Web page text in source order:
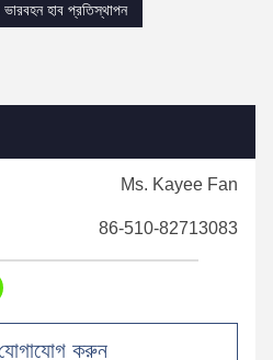
ভারবহন হাব প্রতিস্থাপন
Ms. Kayee Fan
86-510-82713083
করুন